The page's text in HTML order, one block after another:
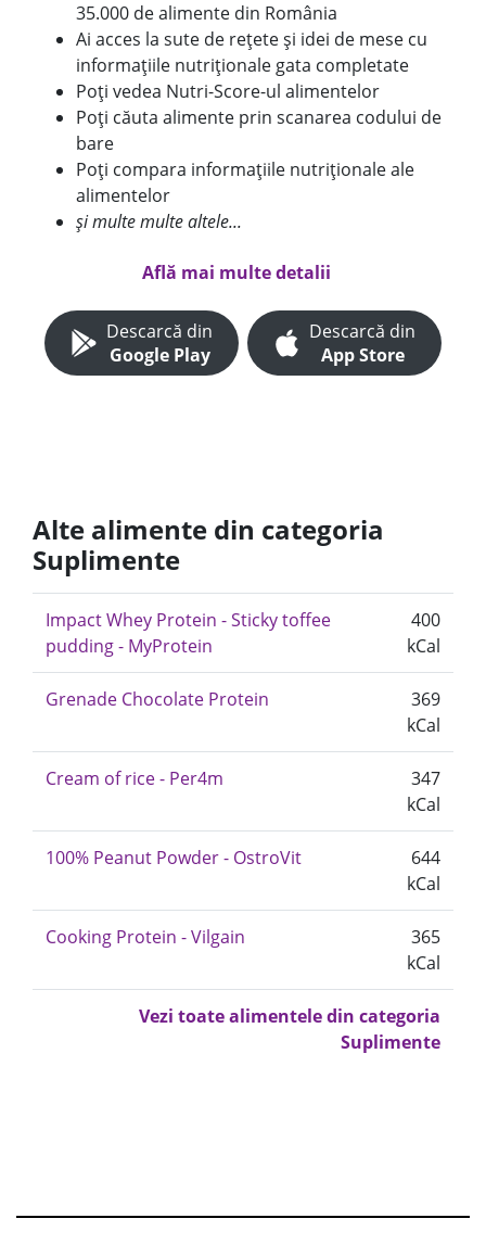
35.000 de alimente din România
Ai acces la sute de rețete și idei de mese cu
informațiile nutriționale gata completate
Poți vedea Nutri-Score-ul alimentelor
Poți căuta alimente prin scanarea codului de
bare
Poți compara informațiile nutriționale ale
alimentelor
și multe multe altele...
Află mai multe detalii
Descarcă din
Google Play
Descarcă din
App Store
Alte alimente din categoria
Suplimente
Impact Whey Protein - Sticky toffee
pudding - MyProtein
400
kCal
Grenade Chocolate Protein
369
kCal
Cream of rice - Per4m
347
kCal
100% Peanut Powder - OstroVit
644
kCal
Cooking Protein - Vilgain
365
kCal
Vezi toate alimentele din categoria
Suplimente